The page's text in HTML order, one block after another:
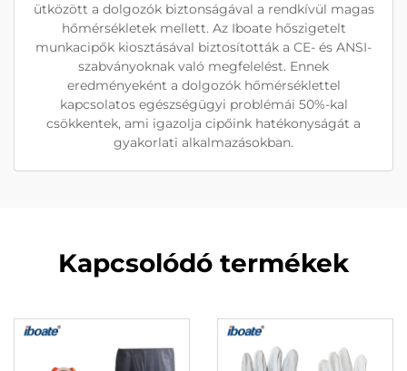
ütközött a dolgozók biztonságával a rendkívül magas
hőmérsékletek mellett. Az Iboate hőszigetelt
munkacipők kiosztásával biztosították a CE- és ANSI-
szabványoknak való megfelelést. Ennek
eredményeként a dolgozók hőmérséklettel
kapcsolatos egészségügyi problémái 50%-kal
csökkentek, ami igazolja cipőink hatékonyságát a
gyakorlati alkalmazásokban.
Kapcsolódó termékek